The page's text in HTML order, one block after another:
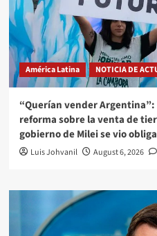
América Latina NOTICIA DE
“Querían vender Argentina”:
reforma sobre la venta de
gobierno de Milei se vio
Luis Johvanil August 6, 2026